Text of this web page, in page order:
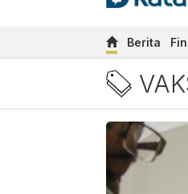
Berita
Berita